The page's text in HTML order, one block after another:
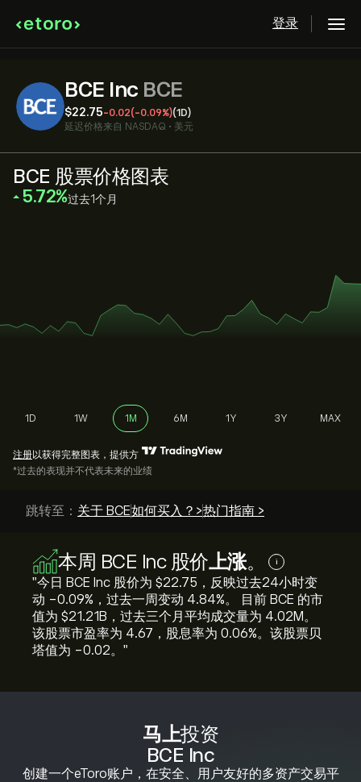
登录
BCE Inc BCE
‎$‎22.75-0.02(-0.09%)(1D)
延迟价格来自 NASDAQ • 美元
马上投资
BCE Inc
创建一个eToro账户，在安全、用户友好的多资产交易平
BCE 股票价格图表
‎5.72‎ 过去1个月
1D 1W 1M 6M 1Y 3Y MAX
注册以获得完整图表，提供方
*过去的表现并不代表未来的业绩
跳转至： 关于 BCE如何买入？>热门指南 >
本周 BCE Inc 股价上涨。 i
"今日 BCE Inc 股价为 ‎$‎22.75，反映过去24小时变
动 ‎-0.09‎%，过去一周变动 ‎4.84‎%。 目前 BCE 的市
值为 ‎$‎21.21B，过去三个月平均成交量为 4.02M。
该股票市盈率为 4.67，股息率为 0.06%。该股票贝
塔值为 -0.02。"